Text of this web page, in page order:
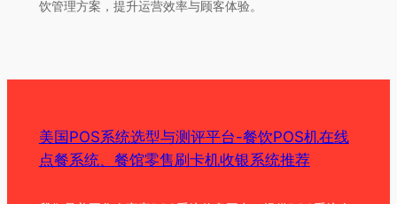
饮管理方案，提升运营效率与顾客体验。
美国POS系统选型与测评平台-餐饮POS机在线
点餐系统、餐馆零售刷卡机收银系统推荐